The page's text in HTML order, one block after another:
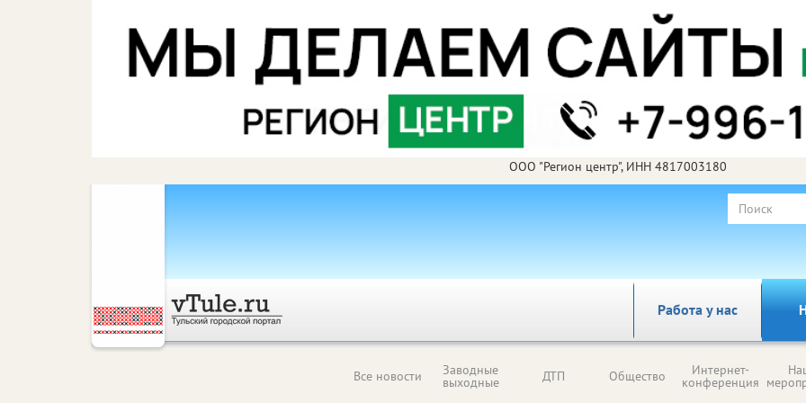
ООО "Регион центр", ИНН 4817003180
Работа у нас
Все новости Заводные
выходные ДТП Общество Интернет-
конференция